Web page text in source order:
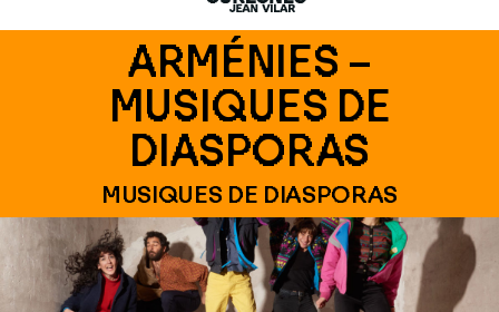
ARMÉNIES –
MUSIQUES DE
DIASPORAS
MUSIQUES DE DIASPORAS